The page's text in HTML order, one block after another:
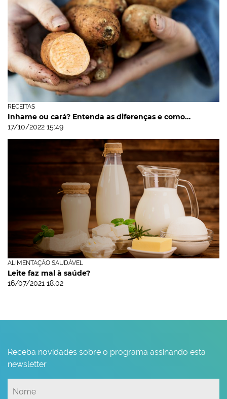
RECEITAS
Inhame ou cará? Entenda as diferenças e como…
17/10/2022 15:49
ALIMENTAÇÃO SAUDÁVEL
Leite faz mal à saúde?
16/07/2021 18:02
Receba novidades sobre o programa assinando esta
newsletter